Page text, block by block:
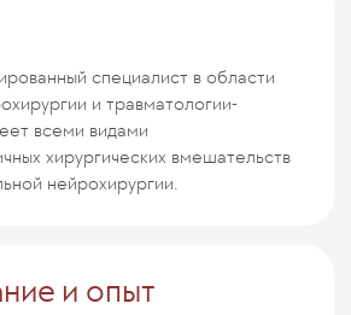
специалист в области
и травматологии-
всеми видами
хирургических вмешательств
нейрохирургии.
и опыт